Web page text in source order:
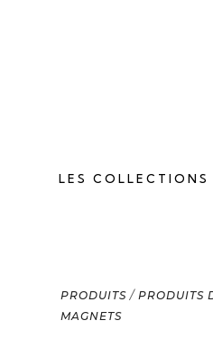
LES COLLECTIONS
PRODUITS /PRODUITS
MAGNETS